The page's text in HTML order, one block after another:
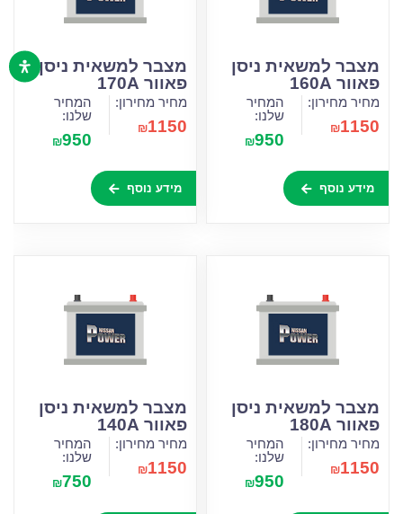
מצבר למשאית ניסן
פאוור 160A
מחיר מחירון:
₪1150
המחיר
שלנו:
₪950
מידע נוסף
מצבר למשאית ניסן
פאוור 170A
מחיר מחירון:
₪1150
המחיר
שלנו:
₪950
מידע נוסף
מצבר למשאית ניסן
פאוור 180A
מחיר מחירון:
₪1150
המחיר
שלנו:
₪950
מצבר למשאית ניסן
פאוור 140A
מחיר מחירון:
₪1150
המחיר
שלנו:
₪750